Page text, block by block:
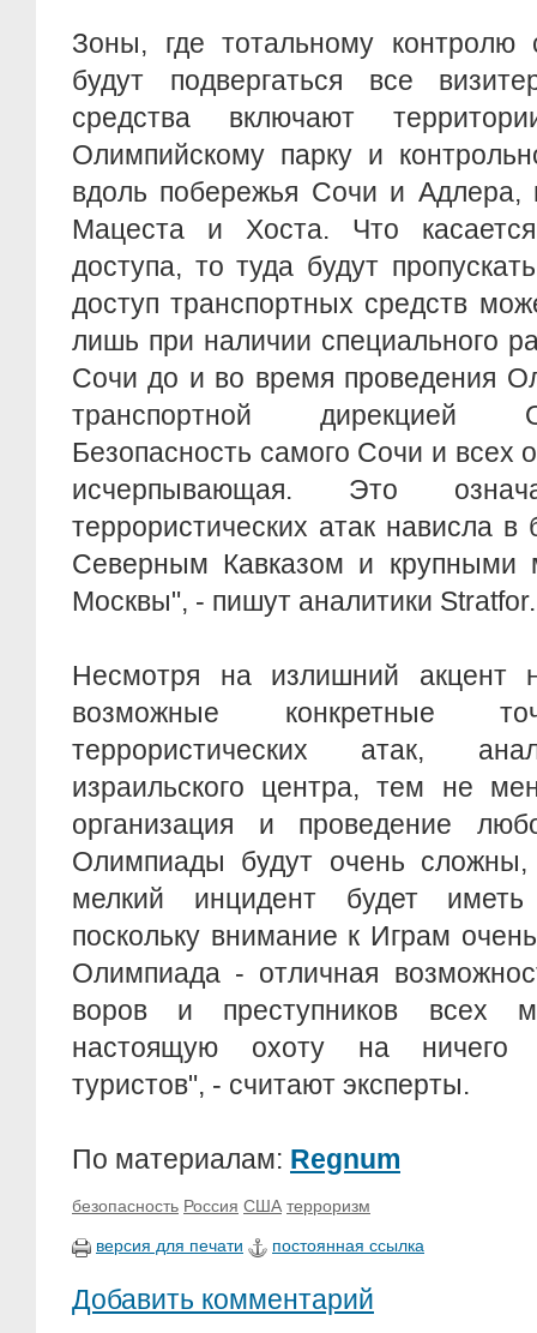
Зоны, где тотальному контролю
будут подвергаться все
средства включают
Олимпийскому парку и
вдоль побережья Сочи и Адлера,
Мацеста и Хоста. Что
доступа, то туда будут
доступ транспортных средств
лишь при наличии специального
Сочи до и во время проведения
транспортной дирекцией
Безопасность самого Сочи и всех
исчерпывающая. Это
террористических атак нависла
Северным Кавказом и крупными
Москвы", - пишут аналитики Stratfor.
Несмотря на излишний акцент
возможные конкретные
террористических атак,
израильского центра, тем не
организация и проведение
Олимпиады будут очень
мелкий инцидент будет
поскольку внимание к Играм
Олимпиада - отличная
воров и преступников всех
настоящую охоту на ничего
туристов", - считают эксперты.
По материалам: Regnum
безопасность Россия США терроризм
версия для печати постоянная ссылка
Добавить комментарий